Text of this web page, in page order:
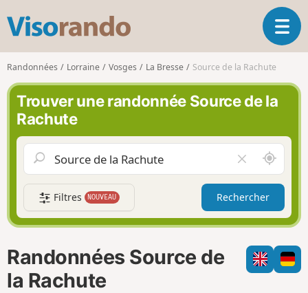
s
o
r
n
o
O
u
a
n
v
g
a
i
o
Randonnées Lorraine Vosges La Bresse Source de la Rachute
Trouver une randonnée Source de la
Rachute
i
d
e
r
l
e
h
A
u
t
u
r
d
e
m
Filtres NOUVEAU Rechercher
Randonnées Source de
la Rachute